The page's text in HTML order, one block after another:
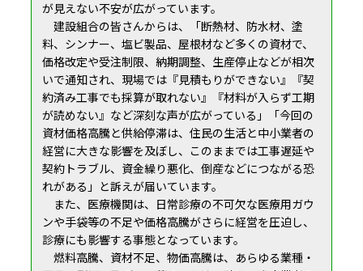
が見えない不安が広がっています。
建設組合の皆さんからは、「断熱材、防水材、塗
料、シンナー、塩ビ製品、屋根材など多くの資材で、
価格改定や受注制限、納期調整、生産停止などが相次
いで通知され、現場では『見積もりができない』『契
約済み工事でも採算が取れない』『材料が入らず工期
が読めない』など深刻な声が広がっている」「今回の
資材価格高騰と供給停滞は、住民の生活と中小業者の
経営に大きな影響を及ぼし、このままでは工事遅延や
契約トラブル、資金繰り悪化、倒産などにつながる恐
れがある」と訴えが届いています。
また、医療機関は、日常診療の不可欠な医療用ガウ
ンや手袋等の不足や価格高騰がさらに経営を圧迫し、
診療にも影響する事態となっています。
燃料高騰、資材不足、物価高騰は、あらゆる業種・